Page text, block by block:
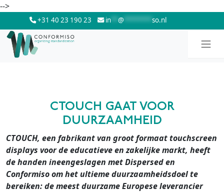
-->Skip to main content
+31 40 23 190 23 in ** @ ******** so.nl
CTOUCH GAAT VOOR
DUURZAAMHEID
CTOUCH, een fabrikant van groot formaat touchscreen
displays voor de educatieve en zakelijke markt, heeft
de handen ineengeslagen met Dispersed en
Conformiso om het ultieme duurzaamheidsdoel te
bereiken: de meest duurzame Europese leverancier